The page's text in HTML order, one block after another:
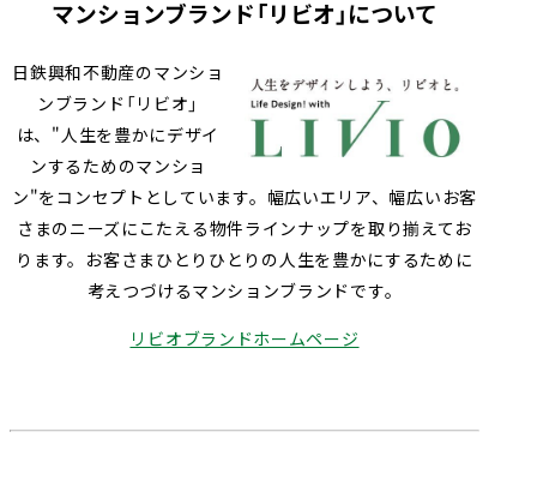
マンションブランド「リビオ」について
日鉄興和不動産のマンショ
ンブランド「リビオ」
は、"人生を豊かにデザイ
ンするためのマンショ
ン"をコンセプトとしています。幅広いエリア、幅広いお客
さまのニーズにこたえる物件ラインナップを取り揃えてお
ります。お客さまひとりひとりの人生を豊かにするために
考えつづけるマンションブランドです。
リビオブランドホームページ